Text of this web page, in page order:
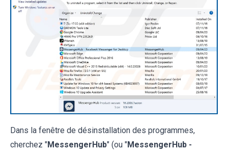
Dans la fenêtre de désinstallation des programmes,
cherchez "MessengerHub" (ou "MessengerHub -